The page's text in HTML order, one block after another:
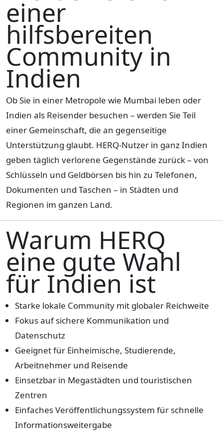
einer
hilfsbereiten
Community in
Indien
Ob Sie in einer Metropole wie Mumbai leben oder
Indien als Reisender besuchen – werden Sie Teil
einer Gemeinschaft, die an gegenseitige
Unterstützung glaubt. HERQ-Nutzer in ganz Indien
geben täglich verlorene Gegenstände zurück – von
Schlüsseln und Geldbörsen bis hin zu Telefonen,
Dokumenten und Taschen – in Städten und
Regionen im ganzen Land.
Warum HERQ
eine gute Wahl
für Indien ist
Starke lokale Community mit globaler Reichweite
Fokus auf sichere Kommunikation und
Datenschutz
Geeignet für Einheimische, Studierende,
Arbeitnehmer und Reisende
Einsetzbar in Megastädten und touristischen
Zentren
Einfaches Veröffentlichungssystem für schnelle
Informationsweitergabe